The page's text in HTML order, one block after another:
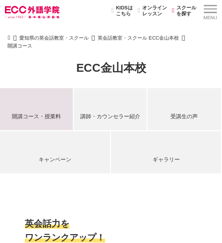
KIDSは
こちら
オンライン
レッスン
スクール
を探す
愛知県の英会話教室・スクール
英会話教室・スクール ECC金山本校
開講コース
ECC金山本校
開講コース・授業料 講師・カウンセラー紹介 受講生の声
キャンペーン ギャラリー
英会話力を
ワンランクアップ！